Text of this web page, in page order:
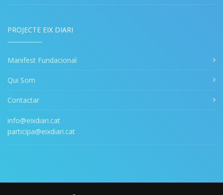
PROJECTE EIX DIARI
Manifest Fundacional
Qui Som
Contactar
info@eixdiari.cat
participa@eixdiari.cat